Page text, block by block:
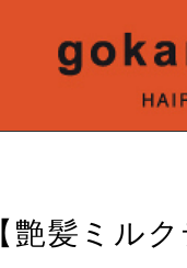
【艶髪ミル